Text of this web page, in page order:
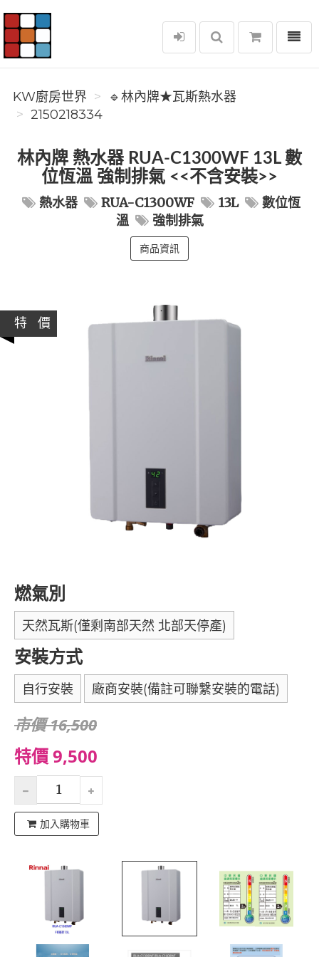
KW廚房世界
選單
KW廚房世界
🔹林內牌★瓦斯熱水器
2150218334
林內牌 熱水器 RUA-C1300WF 13L 數
位恆溫 強制排氣 <<不含安裝>>
熱水器 RUA-C1300WF 13L
數位恆
溫
強制排氣
商品資訊
特 價
燃氣別
天然瓦斯(僅剩南部天然 北部天停產)
安裝方式
自行安裝 廠商安裝(備註可聯繫安裝的電話)
市價 16,500
特價 9,500
加入購物車